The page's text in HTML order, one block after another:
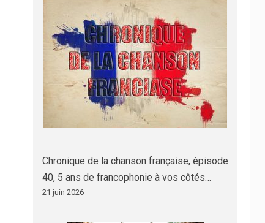
Chronique de la chanson française, épisode
40, 5 ans de francophonie à vos côtés…
21 juin 2026